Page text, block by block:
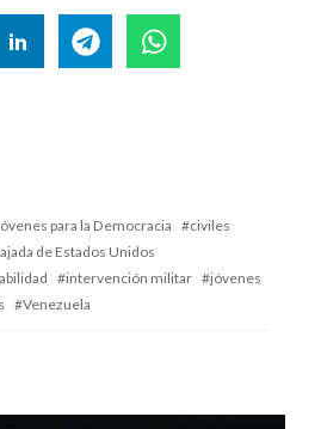
para la Democracia
civiles
de Estados Unidos
intervención militar
jóvenes
Venezuela